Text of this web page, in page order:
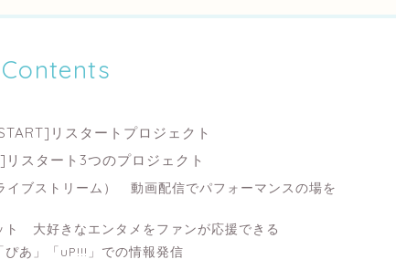
Contents
リスタートプロジェクト
スタート3つのプロジェクト
イブストリーム） 動画配信でパフォーマンスの場を
ト 大好きなエンタメをファンが応援できる
あ」「uP!!!」での情報発信